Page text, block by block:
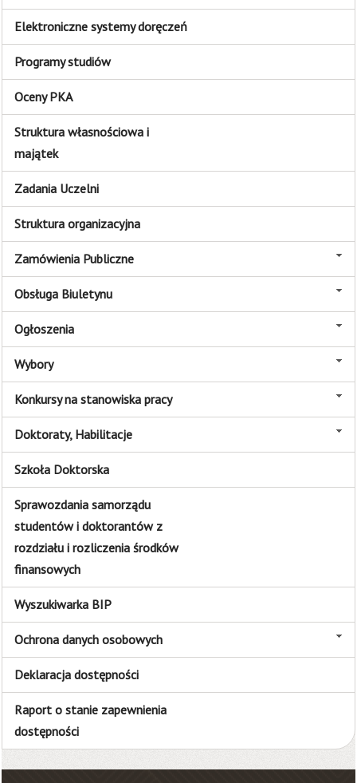
Elektroniczne systemy doręczeń
Programy studiów
Oceny PKA
Struktura własnościowa i
majątek
Zadania Uczelni
Struktura organizacyjna
Zamówienia Publiczne
Obsługa Biuletynu
Ogłoszenia
Wybory
Konkursy na stanowiska pracy
Doktoraty, Habilitacje
Szkoła Doktorska
Sprawozdania samorządu
studentów i doktorantów z
rozdziału i rozliczenia środków
finansowych
Wyszukiwarka BIP
Ochrona danych osobowych
Deklaracja dostępności
Raport o stanie zapewnienia
dostępności